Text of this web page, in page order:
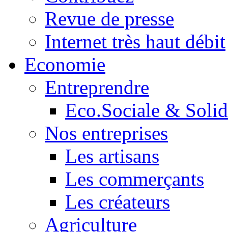
Revue de presse
Internet très haut débit
Economie
Entreprendre
Eco.Sociale &
Nos entreprises
Les artisans
Les commerçants
Les créateurs
Agriculture